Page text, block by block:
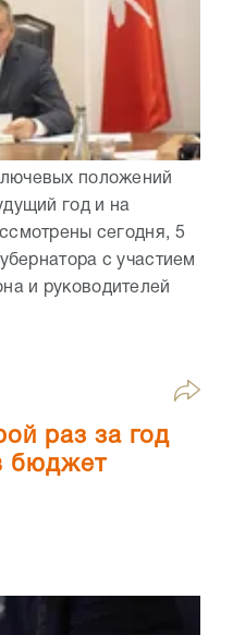
положений
год и на
сегодня, 5
с участием
и руководителей
раз за год
бюджет